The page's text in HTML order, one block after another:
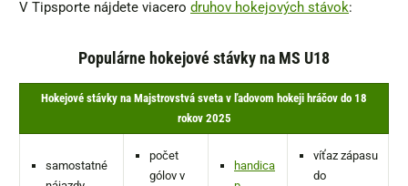
V Tipsporte nájdete viacero druhov hokejových stávok:
Populárne hokejové stávky na MS U18
Hokejové stávky na Majstrovstvá sveta v ľadovom hokeji hráčov do 18
rokov 2025
samostatné
počet
gólov v
handica
víťaz zápasu
do